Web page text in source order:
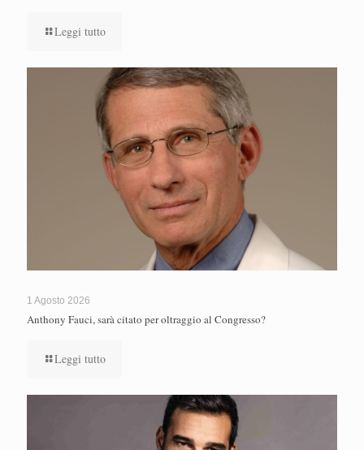
Leggi tutto
1 Agosto 2026
Anthony Fauci, sarà citato per oltraggio al Congresso?
Leggi tutto